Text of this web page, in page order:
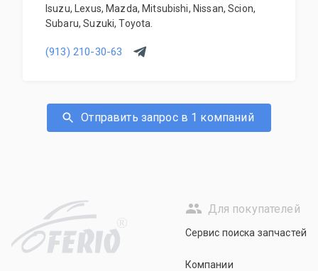
Isuzu, Lexus, Mazda, Mitsubishi, Nissan, Scion,
Subaru, Suzuki, Toyota.
(913) 210-30-63
Отправить запрос в 1 компаний
R
Для покупателей
Сервис поиска запчастей
Компании